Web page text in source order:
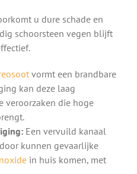
u dure schade en
schoorsteen vegen blijft
vormt een brandbare
kan deze laag
veroorzaken die hoge
Een vervuild kanaal
kunnen gevaarlijke
in huis komen, met